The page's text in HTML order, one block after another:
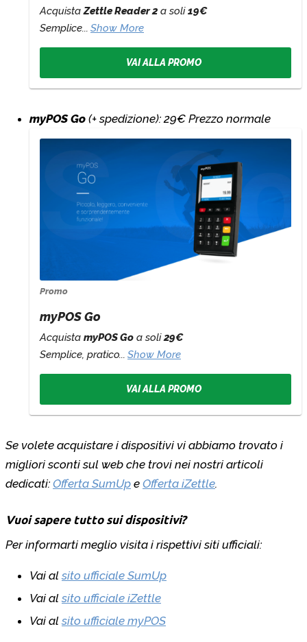
AcquistaZettle Reader 2 a soli19€
Semplice... Show More
VAI ALLA PROMO
myPOS Go (+ spedizione): 29€ Prezzo normale
Promo
myPOS Go
Acquista myPOS Go a soli29€
Semplice, pratico...
Show More
VAI ALLA PROMO
Se volete acquistare i dispositivi vi abbiamo trovato i
migliori sconti sul web che trovi nei nostri articoli
dedicati: Offerta SumUp e Offerta iZettle.
Vuoi sapere tutto sui dispositivi?
Per informarti meglio visita i rispettivi siti ufficiali:
Vai alsito ufficiale SumUp
Vai alsito ufficiale iZettle
Vai alsito ufficiale myPOS